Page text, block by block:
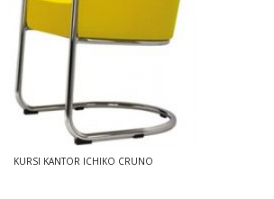
KURSI KANTOR ICHIKO CRUNO